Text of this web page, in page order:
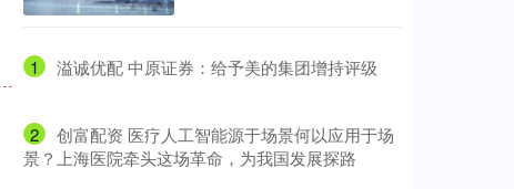
1 ​溢诚优配 中原证券：给予美的集团增持评级
2
​创富配资 医疗人工智能源于场景何以应用于场
景？上海医院牵头这场革命，为我国发展探路